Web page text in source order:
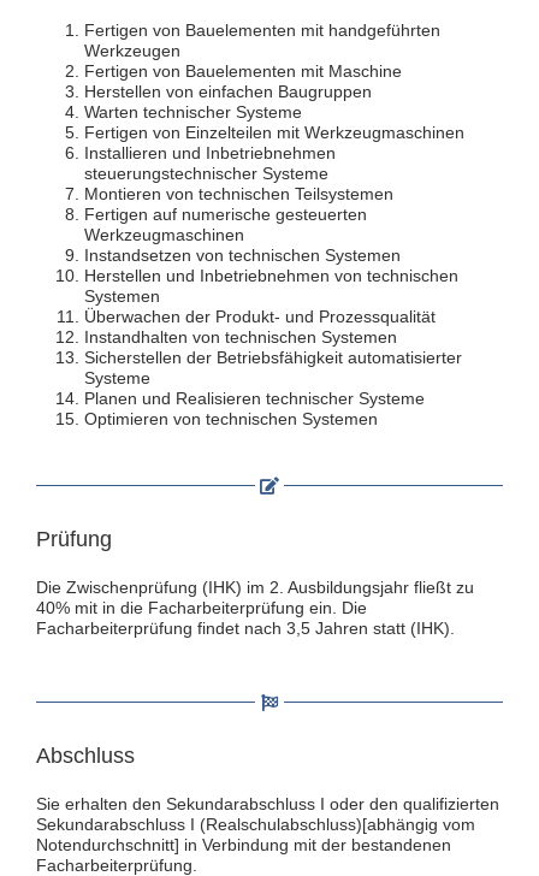
Fertigen von Bauelementen mit handgeführten
Werkzeugen
Fertigen von Bauelementen mit Maschine
Herstellen von einfachen Baugruppen
Warten technischer Systeme
Fertigen von Einzelteilen mit Werkzeugmaschinen
Installieren und Inbetriebnehmen
steuerungstechnischer Systeme
Montieren von technischen Teilsystemen
Fertigen auf numerische gesteuerten
Werkzeugmaschinen
Instandsetzen von technischen Systemen
Herstellen und Inbetriebnehmen von technischen
Systemen
Überwachen der Produkt- und Prozessqualität
Instandhalten von technischen Systemen
Sicherstellen der Betriebsfähigkeit automatisierter
Systeme
Planen und Realisieren technischer Systeme
Optimieren von technischen Systemen
Prüfung
Die Zwischenprüfung (IHK) im 2. Ausbildungsjahr fließt zu
40% mit in die Facharbeiterprüfung ein. Die
Facharbeiterprüfung findet nach 3,5 Jahren statt (IHK).
Abschluss
Sie erhalten den Sekundarabschluss I oder den qualifizierten
Sekundarabschluss I (Realschulabschluss)[abhängig vom
Notendurchschnitt] in Verbindung mit der bestandenen
Facharbeiterprüfung.